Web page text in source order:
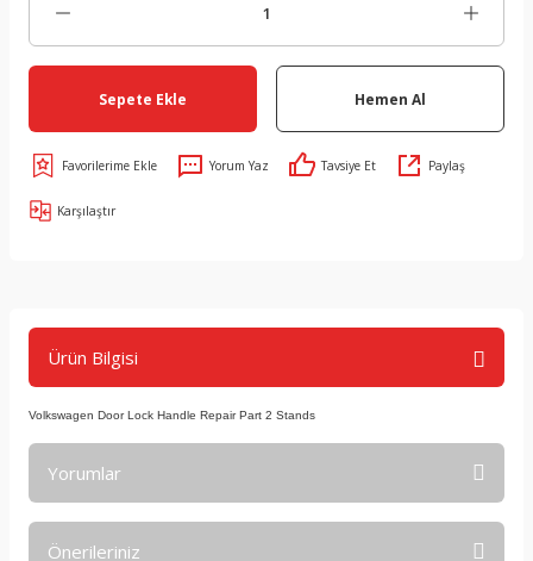
Sepete Ekle Hemen Al
Yorum Yaz Tavsiye Et Paylaş
Karşılaştır
Ürün Bilgisi
Volkswagen Door Lock Handle Repair Part 2 Stands
Yorumlar
Önerileriniz